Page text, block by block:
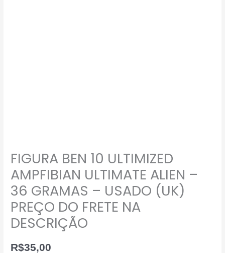
FIGURA BEN 10 ULTIMIZED
AMPFIBIAN ULTIMATE ALIEN –
36 GRAMAS – USADO (UK)
PREÇO DO FRETE NA
DESCRIÇÃO
R$35,00